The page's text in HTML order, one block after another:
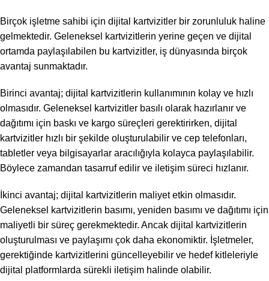
Birçok işletme sahibi için dijital kartvizitler bir zorunluluk haline
gelmektedir. Geleneksel kartvizitlerin yerine geçen ve dijital
ortamda paylaşılabilen bu kartvizitler, iş dünyasında birçok
avantaj sunmaktadır.
Birinci avantaj; dijital kartvizitlerin kullanımının kolay ve hızlı
olmasıdır. Geleneksel kartvizitler basılı olarak hazırlanır ve
dağıtımı için baskı ve kargo süreçleri gerektirirken, dijital
kartvizitler hızlı bir şekilde oluşturulabilir ve cep telefonları,
tabletler veya bilgisayarlar aracılığıyla kolayca paylaşılabilir.
Böylece zamandan tasarruf edilir ve iletişim süreci hızlanır.
İkinci avantaj; dijital kartvizitlerin maliyet etkin olmasıdır.
Geleneksel kartvizitlerin basımı, yeniden basımı ve dağıtımı için
maliyetli bir süreç gerekmektedir. Ancak dijital kartvizitlerin
oluşturulması ve paylaşımı çok daha ekonomiktir. İşletmeler,
gerektiğinde kartvizitlerini güncelleyebilir ve hedef kitleleriyle
dijital platformlarda sürekli iletişim halinde olabilir.